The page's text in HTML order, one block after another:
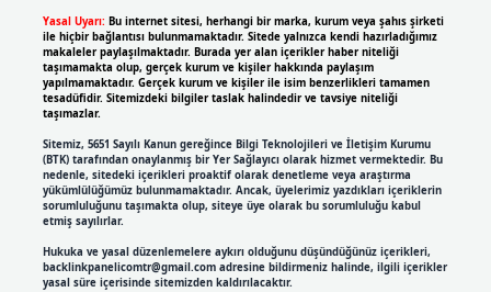
Yasal Uyarı: Bu internet sitesi, herhangi bir marka, kurum veya şahıs şirketi
ile hiçbir bağlantısı bulunmamaktadır. Sitede yalnızca kendi hazırladığımız
makaleler paylaşılmaktadır. Burada yer alan içerikler haber niteliği
taşımamakta olup, gerçek kurum ve kişiler hakkında paylaşım
yapılmamaktadır. Gerçek kurum ve kişiler ile isim benzerlikleri tamamen
tesadüfidir. Sitemizdeki bilgiler taslak halindedir ve tavsiye niteliği
taşımazlar.
Sitemiz, 5651 Sayılı Kanun gereğince Bilgi Teknolojileri ve İletişim Kurumu
(BTK) tarafından onaylanmış bir Yer Sağlayıcı olarak hizmet vermektedir. Bu
nedenle, sitedeki içerikleri proaktif olarak denetleme veya araştırma
yükümlülüğümüz bulunmamaktadır. Ancak, üyelerimiz yazdıkları içeriklerin
sorumluluğunu taşımakta olup, siteye üye olarak bu sorumluluğu kabul
etmiş sayılırlar.
Hukuka ve yasal düzenlemelere aykırı olduğunu düşündüğünüz içerikleri,
backlinkpanelicomtr@gmail.comadresine bildirmeniz halinde, ilgili içerikler
yasal süre içerisinde sitemizden kaldırılacaktır.